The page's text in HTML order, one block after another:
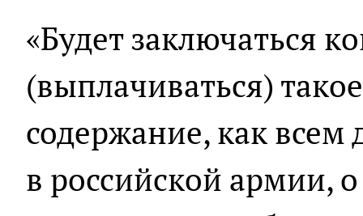
«Будет заключаться
(выплачиваться)
содержание, как
в российской армии,